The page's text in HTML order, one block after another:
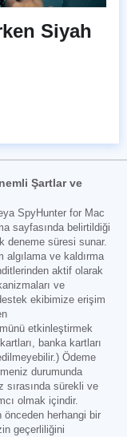
Siyah
Şartlar ve
SpyHunter for Mac
sayfasında belirtildiği
deneme süresi sunar.
algılama ve kaldırma
aktif olarak
ve
ekibimize erişim
etkinleştirmek
banka kartları
Ödeme
durumunda
sırasında sürekli ve
olmak içindir.
önceden herhangi bir
geçerliliğini